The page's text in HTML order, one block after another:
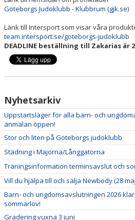
Göteborgs Judoklubb - Klubbrum (gjk.se)
Länk till Intersport som visar våra
team.intersport.se/goteborgs-judoklubb
DEADLINE beställning till Zakarias är
Nyhetsarkiv
Uppstartsläger för alla barn- och
anmälan öppen!
Stor och liten på Göteborgs judoklubb
Städning i Majorna/Långgatorna
Träningsinformation terminsavslut och
Vill du hjälpa till och sälja Newbody (28
Barn- och ungdomsavslutningen 2026
sommarlov!
Gradering vuxna 3 juni